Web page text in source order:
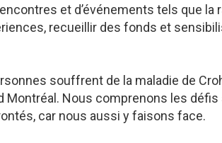
et d’événements tels que la
recueillir des fonds et
souffrent de la maladie de
Montréal. Nous comprenons les
car nous aussi y faisons face.